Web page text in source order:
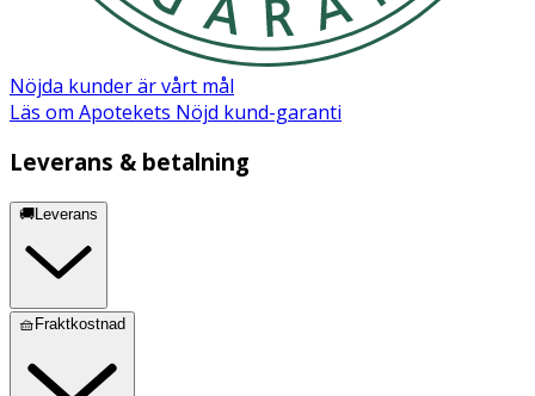
Nöjda kunder är vårt mål
Läs om Apotekets Nöjd kund-garanti
Leverans & betalning
🚚Leverans
🧺Fraktkostnad